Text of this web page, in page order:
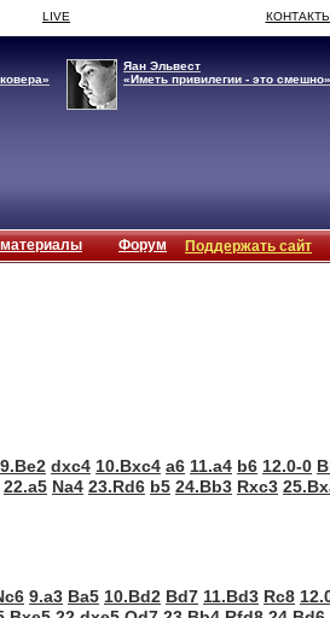
LIVE КОНТАКТЫ
Яан Эльвест
«Иметь привилегии - это смешно»
Форум Поддержать сайт
9.Be2 dxc4 10.Bxc4 a6 11.a4 b6 12.0-0
22.a5 Na4 23.Rd6 b5 24.Bb3 Rxc3
9.a3 Ba5 10.Bd2 Bd7 11.Bd3 Rc8